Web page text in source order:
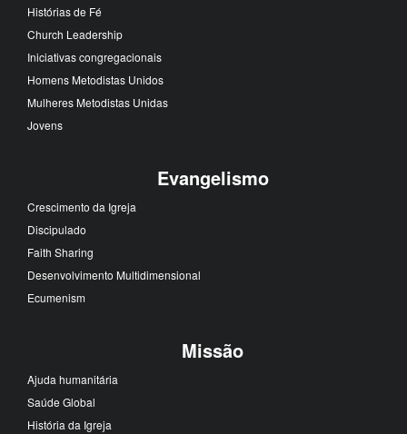
Histórias de Fé
Church Leadership
Iniciativas congregacionais
Homens Metodistas Unidos
Mulheres Metodistas Unidas
Jovens
Evangelismo
Crescimento da Igreja
Discipulado
Faith Sharing
Desenvolvimento Multidimensional
Ecumenism
Missão
Ajuda humanitária
Saúde Global
História da Igreja